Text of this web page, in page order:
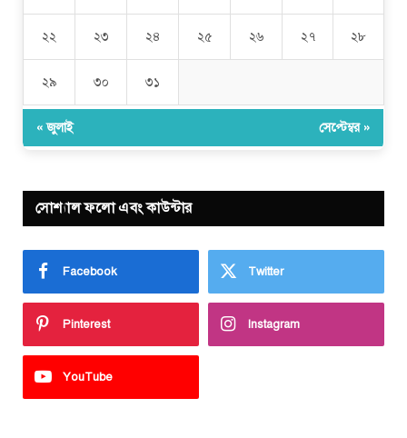
২২ ২৩ ২৪ ২৫ ২৬ ২৭ ২৮
২৯ ৩০ ৩১
« জুলাই সেপ্টেম্বর »
সোশ্যাল ফলো এবং কাউন্টার
Facebook Twitter
Pinterest Instagram
YouTube